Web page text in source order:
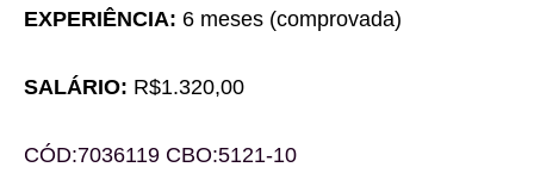
EXPERIÊNCIA: 6 meses (comprovada)
SALÁRIO: R$1.320,00
CÓD:7036119 CBO:5121-10